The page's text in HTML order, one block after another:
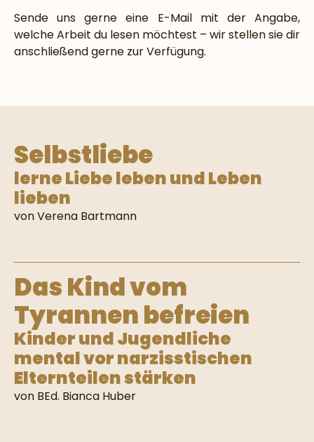
Sende uns gerne eine E-Mail mit der Angabe,
welche Arbeit du lesen möchtest – wir stellen sie dir
anschließend gerne zur Verfügung.
Selbstliebe
lerne Liebe leben und Leben
lieben
von Verena Bartmann
Das Kind vom
Tyrannen befreien
Kinder und Jugendliche
mental vor narzisstischen
Elternteilen stärken
von BEd. Bianca Huber